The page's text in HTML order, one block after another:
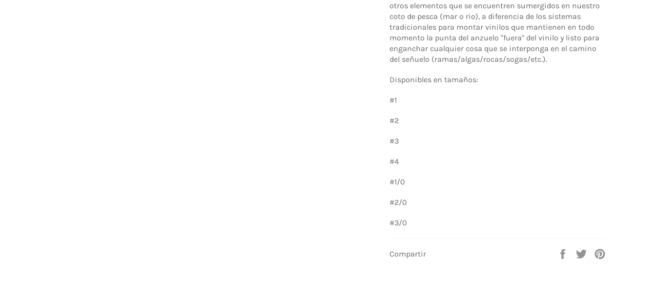
otros elementos que se encuentren sumergidos en nuestro
coto de pesca (mar o rio), a diferencia de los sistemas
tradicionales para montar vinilos que mantienen en todo
momento la punta del anzuelo "fuera" del vinilo y listo para
enganchar cualquier cosa que se interponga en el camino
del señuelo (ramas/algas/rocas/sogas/etc.).
Disponibles en tamaños:
#1
#2
#3
#4
#1/0
#2/0
#3/0
Compartir
Compartir
Tuitear